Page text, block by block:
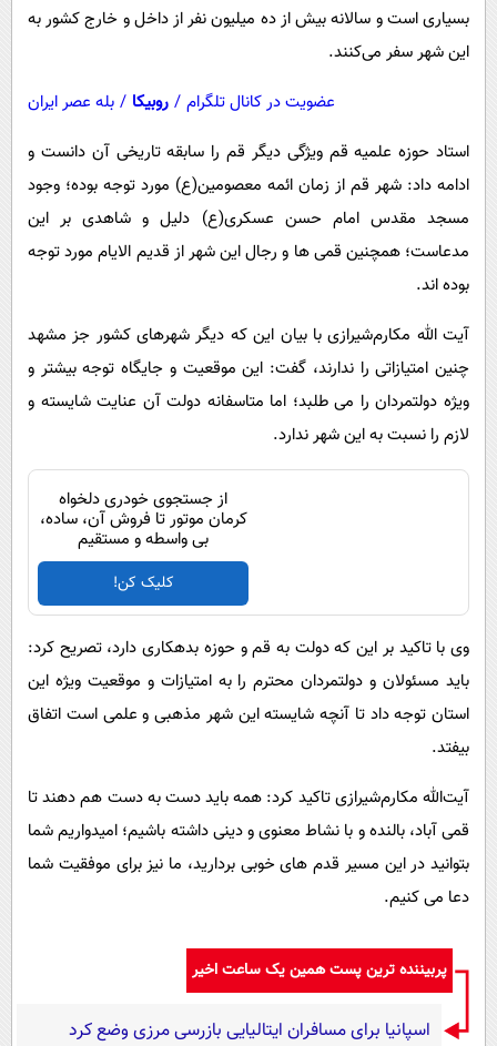
بسیاری است و سالانه بیش از ده میلیون نفر از داخل و خارج کشور به
این شهر سفر می‌کنند.
عضویت در کانال تلگرام / روبیکا / بله عصر ایران
استاد حوزه علمیه قم ویژگی دیگر قم را سابقه تاریخی آن دانست‌ و
ادامه داد: شهر قم از زمان ائمه معصومین(ع) مورد توجه بوده؛ وجود
مسجد مقدس امام حسن عسکری(ع) دلیل و شاهدی بر این
مدعاست؛ همچنین قمی ها و رجال این شهر از قدیم الایام مورد توجه
بوده اند.
‌آیت الله ‌مکارم‌شیرازی با بیان این که دیگر شهرهای کشور جز مشهد
چنین امتیازاتی را ندارند، گفت: این موقعیت و جایگاه توجه بیشتر و
ویژه دولتمردان را می طلبد؛ اما متاسفانه دولت آن عنایت شایسته و
لازم را نسبت به این شهر ندارد.
از جستجوی خودری دلخواه
کرمان موتور تا فروش آن، ساده،
بی واسطه و مستقیم
کلیک کن!
وی با تاکید بر این که دولت به قم و حوزه بدهکاری دارد، تصریح کرد‌:
باید مسئولان و دولتمردان محترم را به امتیازات و موقعیت ویژه این
استان توجه داد تا آنچه شایسته این شهر مذهبی و علمی است اتفاق
بیفتد.
‌آیت‌الله ‌مکارم‌شیرازی تاکید کرد‌: همه باید دست به دست هم دهند تا
قمی آباد، بالنده و با نشاط معنوی و دینی داشته باشیم؛ امیدواریم شما
بتوانید در این مسیر قدم های خوبی بردارید، ما نیز برای موفقیت شما
دعا می کنیم.
پربیننده ترین پست همین یک ساعت اخیر
اسپانیا برای مسافران ایتالیایی بازرسی مرزی وضع کرد